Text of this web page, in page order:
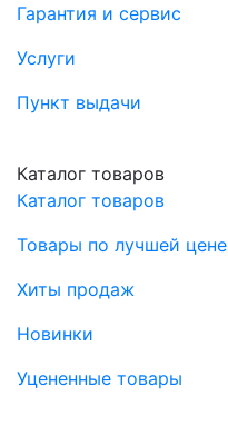
Гарантия и сервис
Услуги
Пункт выдачи
Каталог товаров
Каталог товаров
Товары по лучшей цене
Хиты продаж
Новинки
Уцененные товары